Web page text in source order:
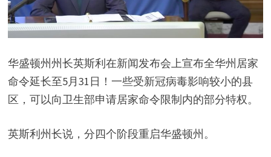
华盛顿州州长英斯利在新闻发布会上宣布全华州居家
命令延长至5月31日！一些受新冠病毒影响较小的县
区，可以向卫生部申请居家命令限制内的部分特权。
英斯利州长说，分四个阶段重启华盛顿州。